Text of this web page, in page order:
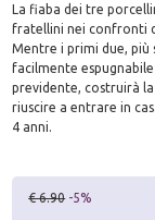
La fiaba dei tre
fratellini nei confronti
Mentre i primi due, più
facilmente
previdente, costruirà
riuscire a entrare in
4 anni.
€ 6.90 -5%